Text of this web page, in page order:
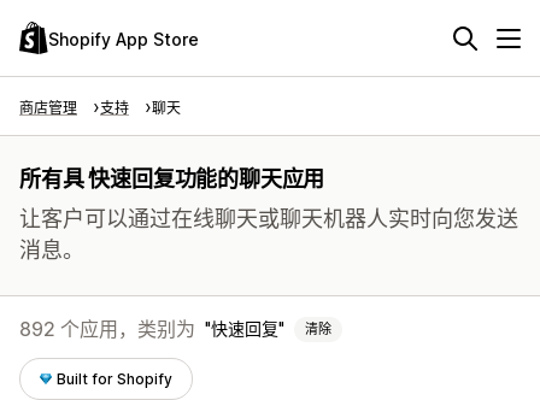
Shopify App Store
商店管理 支持 聊天
所有具 快速回复功能的聊天应用
让客户可以通过在线聊天或聊天机器人实时向您发送
消息。
892 个应用，类别为 快速回复 清除
Built for Shopify